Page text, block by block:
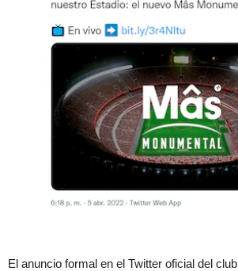
El anuncio formal en el Twitter oficial del club